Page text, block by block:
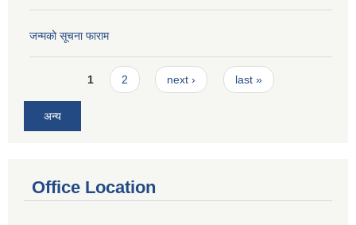
जन्मको सूचना फाराम
Pages1 2 next › last »
अन्य
Office Location